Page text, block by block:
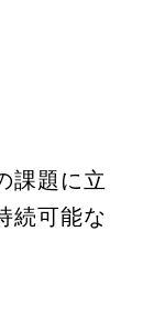
課題に立
続可能な